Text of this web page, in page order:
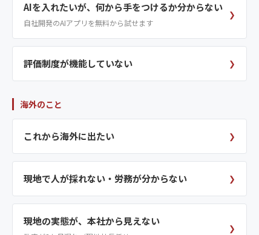
AIを入れたいが、何から手をつけるか分からない
自社開発のAIアプリを無料から試せます
❯
評価制度が機能していない ❯
海外のこと
これから海外に出たい ❯
現地で人が採れない・労務が分からない ❯
現地の実態が、本社から見えない
❯